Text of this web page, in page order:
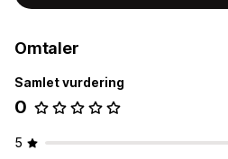
Omtaler
Samlet vurdering
0
5